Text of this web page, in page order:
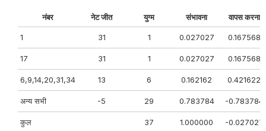
नंबर नेट जीत युग्म संभावना वापस करना
1 31 1 0.027027 0.167568
17 31 1 0.027027 0.167568
6,9,14,20,31,34 13 6 0.162162 0.421622
अन्य सभी -5 29 0.783784 -0.783784
कुल 37 1.000000 -0.027027